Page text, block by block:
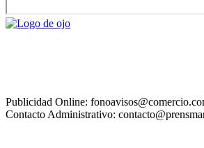
Publicidad Online:
Contacto Administrativo: